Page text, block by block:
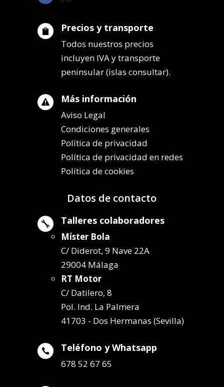
 Precios y transporte
Todos nuestros precios
incluyen IVA y transporte
peninsular (islas consultar).
 Más información
Aviso Legal
Condiciones generales
Política de privacidad
Política de privacidad en redes
Política de cookies
Datos de contacto
 Talleres colaboradores
Míster Bola
C/ Diderot, 9 Nave 22A
29004 Málaga
RT Motor
C/ Datilero, 8
Pol. Ind. La Palmera
41703 - Dos Hermanas (Sevilla)
 Teléfono y Whatsapp
678 52 67 65